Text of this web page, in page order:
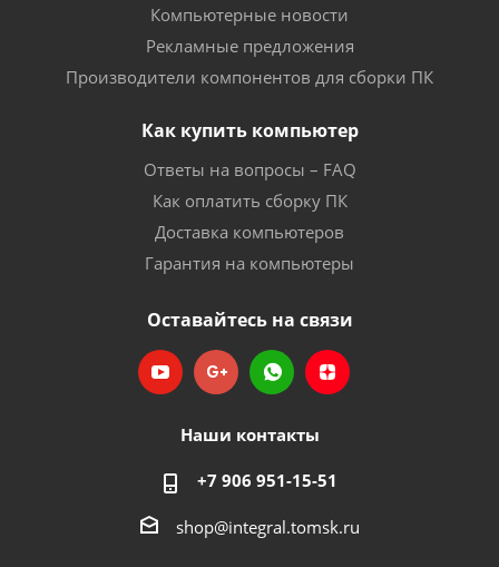
Компьютерные новости
Рекламные предложения
Производители компонентов для сборки ПК
Как купить компьютер
Ответы на вопросы – FAQ
Как оплатить сборку ПК
Доставка компьютеров
Гарантия на компьютеры
Оставайтесь на связи
Наши контакты
+7 906 951-15-51
shop@integral.tomsk.ru